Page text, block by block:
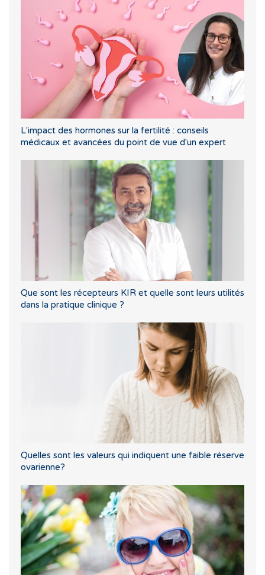
L'impact des hormones sur la fertilité : conseils
médicaux et avancées du point de vue d'un expert
Que sont les récepteurs KIR et quelle sont leurs utilités
dans la pratique clinique ?
Quelles sont les valeurs qui indiquent une faible réserve
ovarienne?